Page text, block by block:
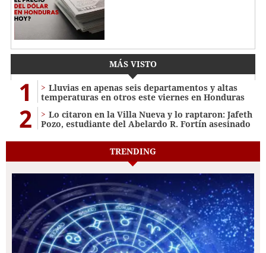
MÁS VISTO
1
Lluvias en apenas seis departamentos y altas
temperaturas en otros este viernes en Honduras
2
Lo citaron en la Villa Nueva y lo raptaron: Jafeth
Pozo, estudiante del Abelardo R. Fortín asesinado
TRENDING